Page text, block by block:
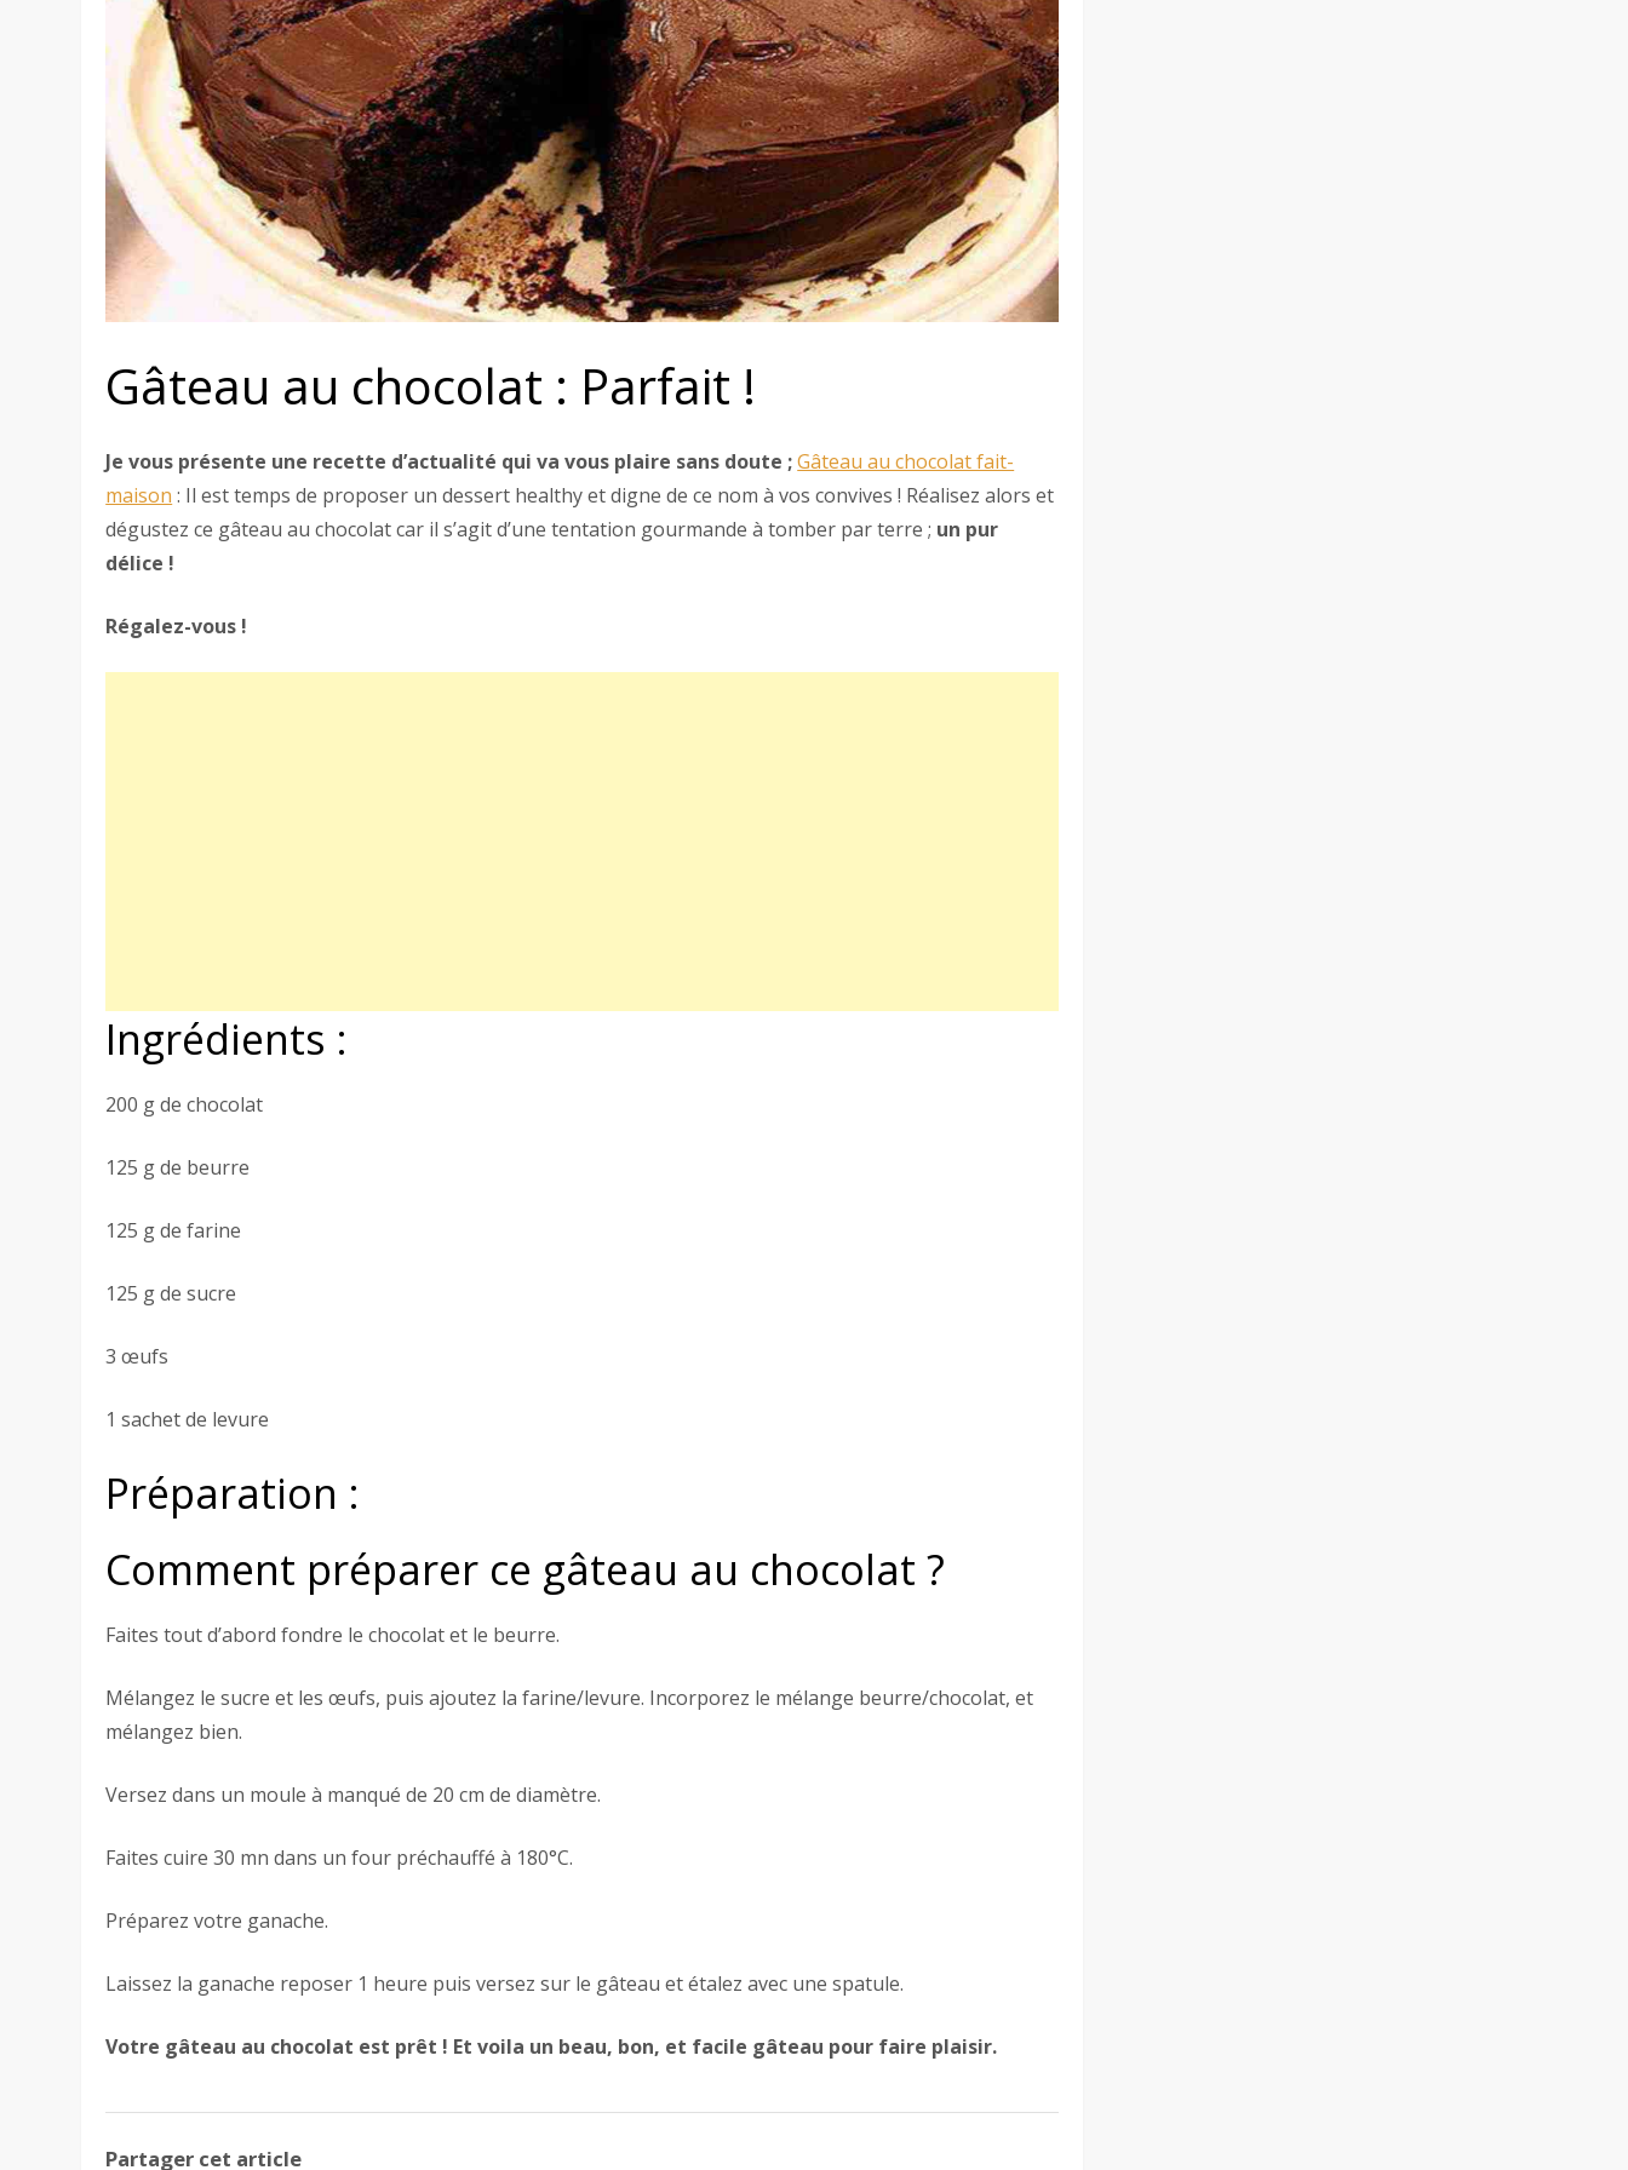
Gâteau au chocolat : Parfait !
Je vous présente une recette d’actualité qui va vous plaire sans doute ;Gâteau au chocolat fait-
maison : Il est temps de proposer un dessert healthy et digne de ce nom à vos convives ! Réalisez alors et
dégustez ce gâteau au chocolat car il s’agit d’une tentation gourmande à tomber par terre ; un pur
délice !
Régalez-vous !
Ingrédients :
200 g de chocolat
125 g de beurre
125 g de farine
125 g de sucre
3 œufs
1 sachet de levure
Préparation :
Comment préparer ce gâteau au chocolat ?
Faites tout d’abord fondre le chocolat et le beurre.
Mélangez le sucre et les œufs, puis ajoutez la farine/levure. Incorporez le mélange beurre/chocolat, et
mélangez bien.
Versez dans un moule à manqué de 20 cm de diamètre.
Faites cuire 30 mn dans un four préchauffé à 180°C.
Préparez votre ganache.
Laissez la ganache reposer 1 heure puis versez sur le gâteau et étalez avec une spatule.
Votre gâteau au chocolat est prêt ! Et voila un beau, bon, et facile gâteau pour faire plaisir.
Partager cet article